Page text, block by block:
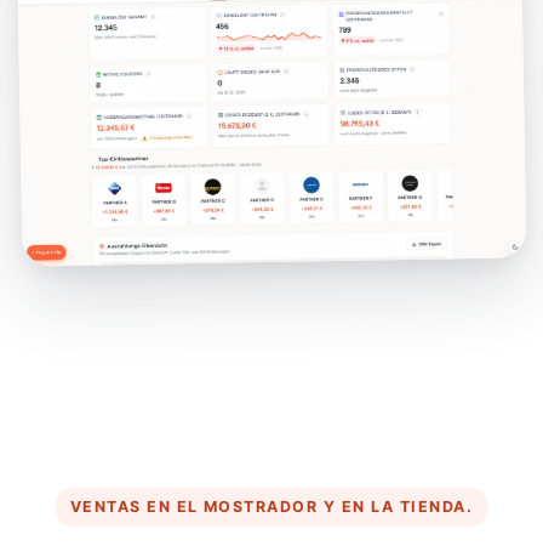
VENTAS EN EL MOSTRADOR Y EN LA TIENDA.